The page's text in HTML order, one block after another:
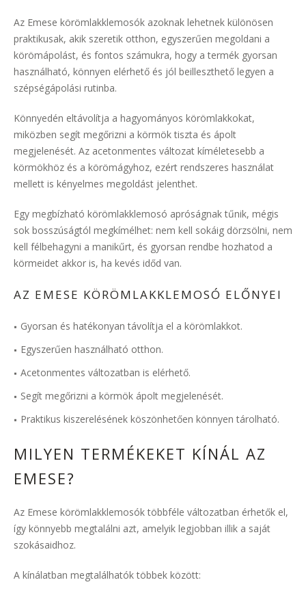
Az Emese körömlakklemosók azoknak lehetnek különösen
praktikusak, akik szeretik otthon, egyszerűen megoldani a
körömápolást, és fontos számukra, hogy a termék gyorsan
használható, könnyen elérhető és jól beilleszthető legyen a
szépségápolási rutinba.
Könnyedén eltávolítja a hagyományos körömlakkokat,
miközben segít megőrizni a körmök tiszta és ápolt
megjelenését. Az acetonmentes változat kíméletesebb a
körmökhöz és a körömágyhoz, ezért rendszeres használat
mellett is kényelmes megoldást jelenthet.
Egy megbízható körömlakklemosó apróságnak tűnik, mégis
sok bosszúságtól megkímélhet: nem kell sokáig dörzsölni, nem
kell félbehagyni a manikűrt, és gyorsan rendbe hozhatod a
körmeidet akkor is, ha kevés időd van.
AZ EMESE KÖRÖMLAKKLEMOSÓ ELŐNYEI
Gyorsan és hatékonyan távolítja el a körömlakkot.
Egyszerűen használható otthon.
Acetonmentes változatban is elérhető.
Segít megőrizni a körmök ápolt megjelenését.
Praktikus kiszerelésének köszönhetően könnyen tárolható.
MILYEN TERMÉKEKET KÍNÁL AZ
EMESE?
Az Emese körömlakklemosók többféle változatban érhetők el,
így könnyebb megtalálni azt, amelyik legjobban illik a saját
szokásaidhoz.
A kínálatban megtalálhatók többek között: